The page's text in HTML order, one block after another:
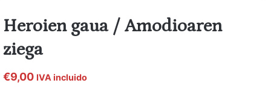
Heroien gaua / Amodioaren
ziega
€9,00 IVA incluido